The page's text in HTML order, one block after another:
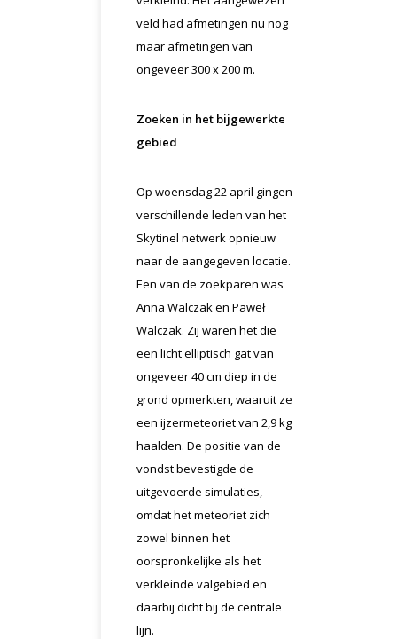
veld had afmetingen nu nog
maar afmetingen van
ongeveer 300 x 200 m.
Zoeken in het bijgewerkte
gebied
Op woensdag 22 april gingen
verschillende leden van het
Skytinel netwerk opnieuw
naar de aangegeven locatie.
Een van de zoekparen was
Anna Walczak en Paweł
Walczak. Zij waren het die
een licht elliptisch gat van
ongeveer 40 cm diep in de
grond opmerkten, waaruit ze
een ijzermeteoriet van 2,9 kg
haalden. De positie van de
vondst bevestigde de
uitgevoerde simulaties,
omdat het meteoriet zich
zowel binnen het
oorspronkelijke als het
verkleinde valgebied en
daarbij dicht bij de centrale
lijn.